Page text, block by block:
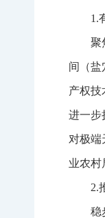
1.
聚
间（盐
产权技
进一步
对极端
业农村
2.
稳